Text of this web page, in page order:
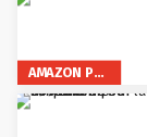
AMAZON PRIME VIDEO